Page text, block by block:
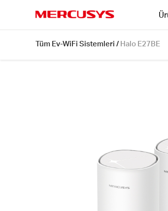
Tüm Ev-WiFi Sistemleri / Halo E27BE